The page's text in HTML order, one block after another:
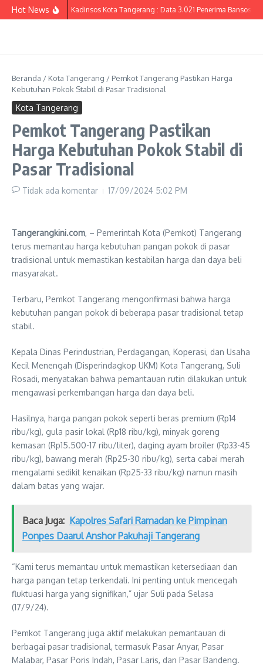
Lewati ke konten
Hot News Kadinsos Kota Tangerang : Data 3.021 Penerima Bansos
Beranda / Kota Tangerang / Pemkot Tangerang Pastikan Harga
Kebutuhan Pokok Stabil di Pasar Tradisional
Kota Tangerang
Pemkot Tangerang Pastikan
Harga Kebutuhan Pokok Stabil di
Pasar Tradisional
Tidak ada komentar 17/09/2024 5:02 PM
Tangerangkini.com, – Pemerintah Kota (Pemkot) Tangerang
terus memantau harga kebutuhan pangan pokok di pasar
tradisional untuk memastikan kestabilan harga dan daya beli
masyarakat.
Terbaru, Pemkot Tangerang mengonfirmasi bahwa harga
kebutuhan pangan pokok di beberapa pasar tradisional tetap
stabil.
Kepala Dinas Perindustrian, Perdagangan, Koperasi, dan Usaha
Kecil Menengah (Disperindagkop UKM) Kota Tangerang, Suli
Rosadi, menyatakan bahwa pemantauan rutin dilakukan untuk
mengawasi perkembangan harga dan daya beli.
Hasilnya, harga pangan pokok seperti beras premium (Rp14
ribu/kg), gula pasir lokal (Rp18 ribu/kg), minyak goreng
kemasan (Rp15.500-17 ribu/liter), daging ayam broiler (Rp33-45
ribu/kg), bawang merah (Rp25-30 ribu/kg), serta cabai merah
mengalami sedikit kenaikan (Rp25-33 ribu/kg) namun masih
dalam batas yang wajar.
Baca Juga: Kapolres Safari Ramadan ke Pimpinan
Ponpes Daarul Anshor Pakuhaji Tangerang
“Kami terus memantau untuk memastikan ketersediaan dan
harga pangan tetap terkendali. Ini penting untuk mencegah
fluktuasi harga yang signifikan,” ujar Suli pada Selasa
(17/9/24).
Pemkot Tangerang juga aktif melakukan pemantauan di
berbagai pasar tradisional, termasuk Pasar Anyar, Pasar
Malabar, Pasar Poris Indah, Pasar Laris, dan Pasar Bandeng.